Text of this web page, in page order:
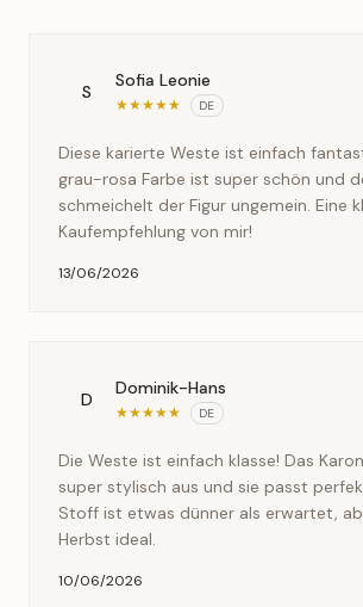
S
Sofia Leonie
★★★★★ DE
Diese karierte Weste ist einfach
grau-rosa Farbe ist super schön und
schmeichelt der Figur ungemein. Eine
Kaufempfehlung von mir!
13/06/2026
D
Dominik-Hans
★★★★★ DE
Die Weste ist einfach klasse! Das
super stylisch aus und sie passt
Stoff ist etwas dünner als erwartet,
Herbst ideal.
10/06/2026